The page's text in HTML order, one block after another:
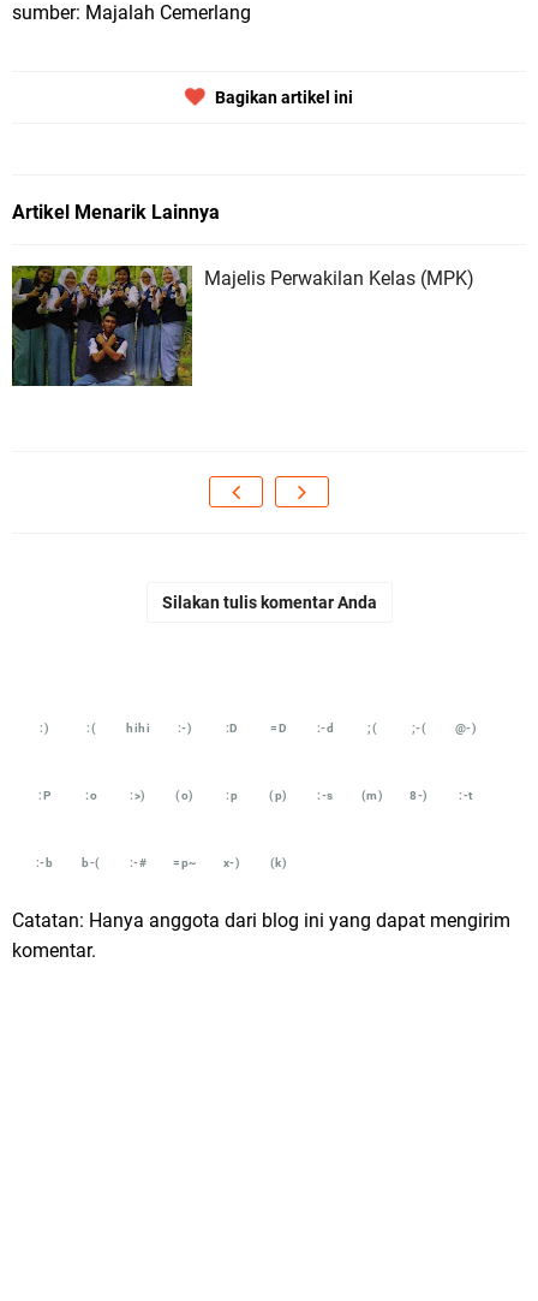
sumber: Majalah Cemerlang
Bagikan artikel ini
Artikel Menarik Lainnya
Majelis Perwakilan Kelas (MPK)
Silakan tulis komentar Anda
:) :( hihi :-) :D =D :-d ;( ;-( @-)
:P :o :>) (o) :p (p) :-s (m) 8-) :-t
:-b b-( :-# =p~ x-) (k)
Catatan: Hanya anggota dari blog ini yang dapat mengirim
komentar.